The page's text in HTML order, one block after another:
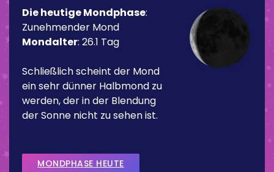
Die heutige Mondphase:
Zunehmender Mond
Mondalter: 26.1 Tag
Schließlich scheint der Mond
ein sehr dünner Halbmond zu
werden, der in der Blendung
der Sonne nicht zu sehen ist.
MONDPHASE HEUTE